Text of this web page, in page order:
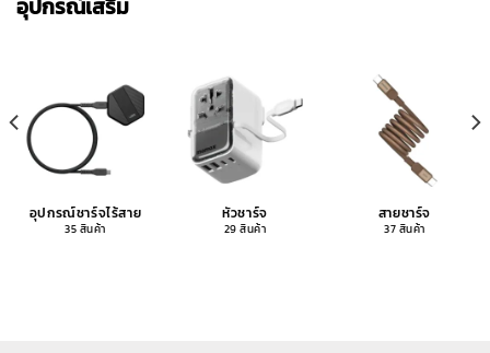
อุปกรณ์เสริม
อุปกรณ์ชาร์จไร้สาย
35 สินค้า
หัวชาร์จ
29 สินค้า
สายชาร์จ
37 สินค้า